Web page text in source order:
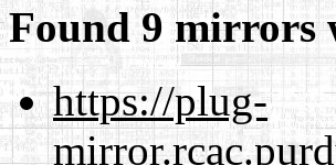
Found 9 mirrors
https://plug-